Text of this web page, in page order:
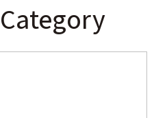
Category: מנגנונים